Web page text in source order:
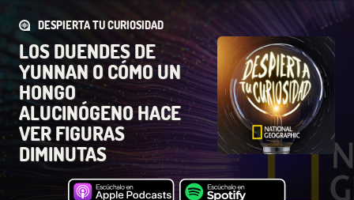
DESPIERTA TU CURIOSIDAD
LOS DUENDES DE
YUNNAN O CÓMO UN
HONGO
ALUCINÓGENO HACE
VER FIGURAS
DIMINUTAS